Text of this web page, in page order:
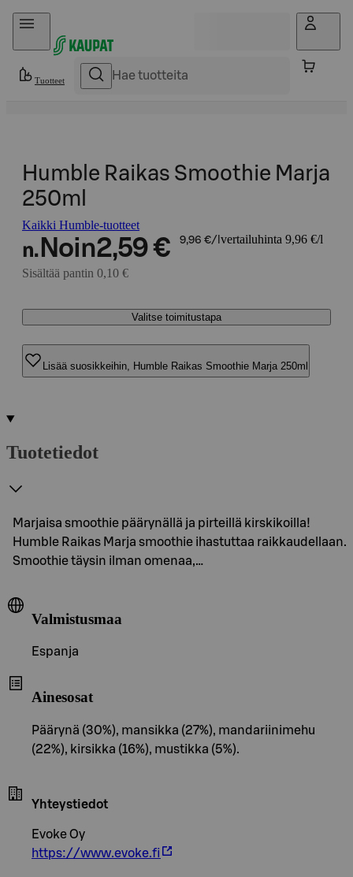
Hyppää sisältöön
Tuotteet
Humble Raikas Smoothie Marja
250ml
Kaikki Humble-tuotteet
n. Noin2,59 € 9,96 €/l vertailuhinta 9,96 €/l
Sisältää pantin 0,10 €
Valitse toimitustapa
Lisää suosikkeihin, Humble Raikas Smoothie Marja 250ml
Tuotetiedot
Marjaisa smoothie päärynällä ja pirteillä kirskikoilla!
Humble Raikas Marja smoothie ihastuttaa raikkaudellaan.
Smoothie täysin ilman omenaa,…
Valmistusmaa
Espanja
Ainesosat
Päärynä (30%), mansikka (27%), mandariinimehu
(22%), kirsikka (16%), mustikka (5%).
Yhteystiedot
Evoke Oy
https://www.evoke.fi